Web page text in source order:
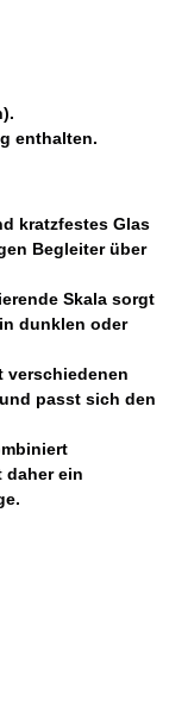
enthalten.
kratzfestes Glas
Begleiter über
Skala sorgt
dunklen oder
verschiedenen
passt sich den
ein